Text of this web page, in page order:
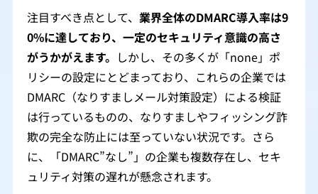
注目すべき点として、 業界全体のDMARC導入率は9
0%に達しており、一定のセキュリティ意識の高さ
がうかがえます。 しかし、その多くが「none」ポ
リシーの設定にとどまっており、これらの企業では
DMARC（なりすましメール対策設定）による検証
は行っているものの、なりすましやフィッシング詐
欺の完全な防止には至っていない状況です。さら
に、「DMARC”なし”」の企業も複数存在し、セキ
ュリティ対策の遅れが懸念されます。